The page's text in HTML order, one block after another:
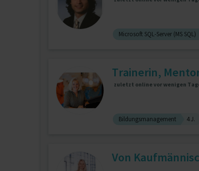
Microsoft SQL-Server (MS SQL)
Trainerin,
zuletzt online vor wenigen
Bildungsmanagement 4 J.
Von